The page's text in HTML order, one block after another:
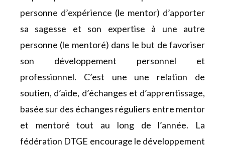
personne d’expérience (le mentor) d’apporter
sa sagesse et son expertise à une autre
personne (le mentoré) dans le but de favoriser
son développement personnel et
professionnel. C’est une une relation de
soutien, d’aide, d’échanges et d’apprentissage,
basée sur des échanges réguliers entre mentor
et mentoré tout au long de l’année. La
fédération DTGE encourage le développement